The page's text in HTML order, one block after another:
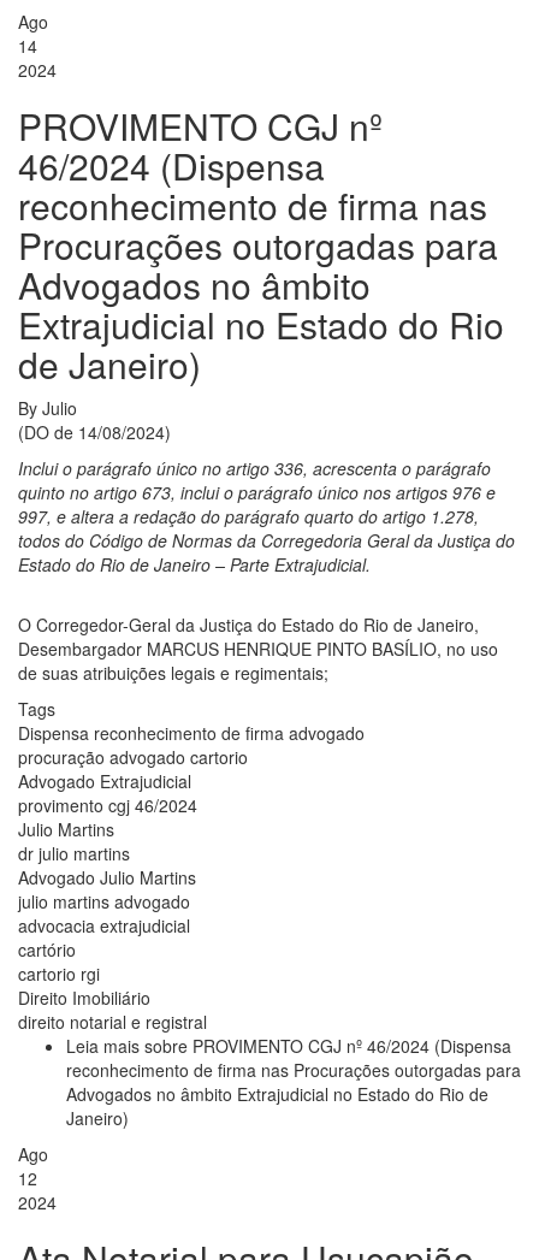
Ago
14
2024
PROVIMENTO CGJ nº
46/2024 (Dispensa
reconhecimento de firma nas
Procurações outorgadas para
Advogados no âmbito
Extrajudicial no Estado do Rio
de Janeiro)
By Julio
(DO de 14/08/2024)
Inclui o parágrafo único no artigo 336, acrescenta o parágrafo
quinto no artigo 673, inclui o parágrafo único nos artigos 976 e
997, e altera a redação do parágrafo quarto do artigo 1.278,
todos do Código de Normas da Corregedoria Geral da Justiça do
Estado do Rio de Janeiro – Parte Extrajudicial.
O Corregedor-Geral da Justiça do Estado do Rio de Janeiro,
Desembargador MARCUS HENRIQUE PINTO BASÍLIO, no uso
de suas atribuições legais e regimentais;
Tags
Dispensa reconhecimento de firma advogado
procuração advogado cartorio
Advogado Extrajudicial
provimento cgj 46/2024
Julio Martins
dr julio martins
Advogado Julio Martins
julio martins advogado
advocacia extrajudicial
cartório
cartorio rgi
Direito Imobiliário
direito notarial e registral
Leia mais sobre PROVIMENTO CGJ nº 46/2024 (Dispensa
reconhecimento de firma nas Procurações outorgadas para
Advogados no âmbito Extrajudicial no Estado do Rio de
Janeiro)
Ago
12
2024